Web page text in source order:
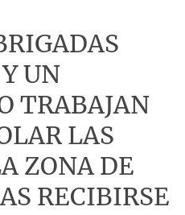
UN
TRABAJAN
LAS
ZONA DE
RECIBIRSE